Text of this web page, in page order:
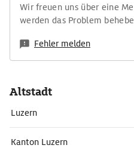
Wir freuen uns über eine
werden das Problem
Fehler melden
Altstadt
Luzern
Kanton Luzern